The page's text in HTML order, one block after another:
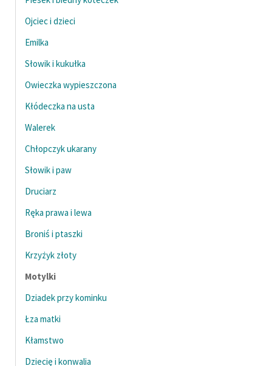
Ojciec i dzieci
Emilka
Słowik i kukułka
Owieczka wypieszczona
Kłódeczka na usta
Walerek
Chłopczyk ukarany
Słowik i paw
Druciarz
Ręka prawa i lewa
Broniś i ptaszki
Krzyżyk złoty
Motylki
Dziadek przy kominku
Łza matki
Kłamstwo
Dziecię i konwalia